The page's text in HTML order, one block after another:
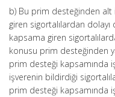
b) Bu prim desteğinden alt
giren sigortalılardan
kapsama giren
konusu prim desteğinden
prim desteği kapsamında
işverenin bildirdiği
prim desteği kapsamında